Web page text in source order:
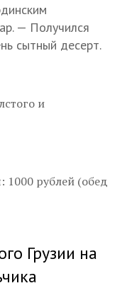
— Получился
сытный десерт.
и
1000 рублей (обед
Грузии на